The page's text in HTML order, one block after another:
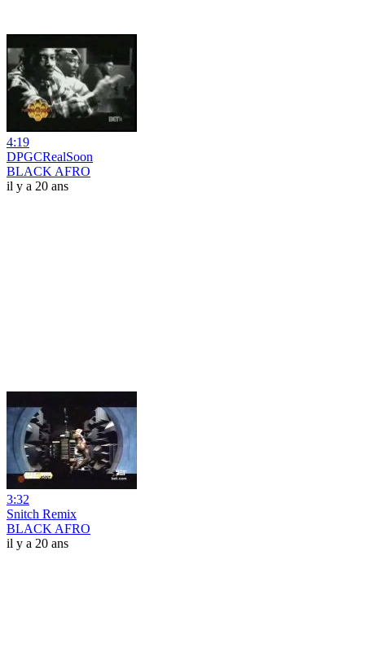
4:19
DPGCRealSoon
BLACK AFRO
il y a 20 ans
3:32
Snitch Remix
BLACK AFRO
il y a 20 ans